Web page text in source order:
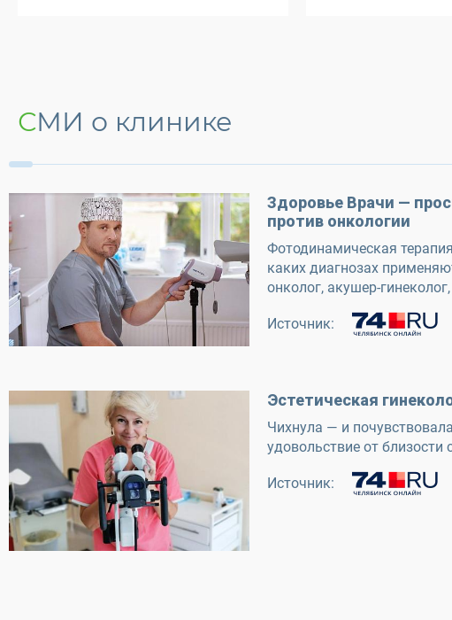
СМИ о клинике
Здоровье Врачи —
против онкологии
Фотодинамическая
каких диагнозах
онколог, акушер-
Источник:
Эстетическая
Чихнула — и
удовольствие от
Источник: